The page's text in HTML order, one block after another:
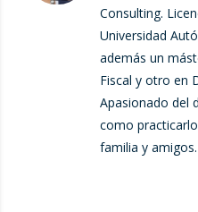
Consulting.
Universidad
además un
Fiscal y otro en
Apasionado del
como
familia y amigos.